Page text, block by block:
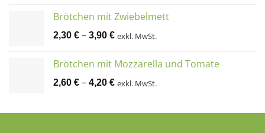
Brötchen mit Zwiebelmett
2,30 € – 3,90 € exkl. MwSt.
Brötchen mit Mozzarella und Tomate
2,60 € – 4,20 € exkl. MwSt.